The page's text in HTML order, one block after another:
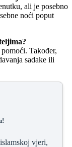
ali je posebno
noći poput
Također,
sadake ili
vjeri,